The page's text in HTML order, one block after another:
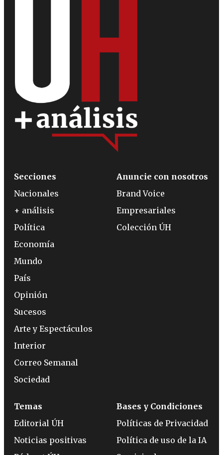
Secciones
Nacionales
+ análisis
Política
Economía
Mundo
País
Opinión
Sucesos
Arte y Espectáculos
Interior
Correo Semanal
Sociedad
Anuncie con nosotros
Brand Voice
Empresariales
Colección ÚH
Temas
Editorial ÚH
Noticias positivas
Bases y Condiciones
Políticas de Privacidad
Política de uso de la IA